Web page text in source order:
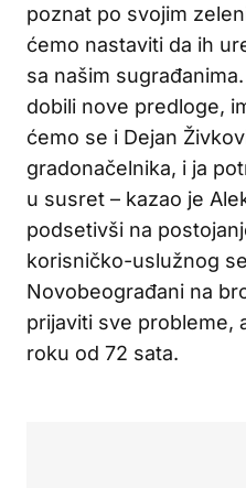
poznat po svojim
ćemo nastaviti da ih
sa našim
dobili nove predloge,
ćemo se i Dejan
gradonačelnika, i ja
u susret – kazao je
podsetivši na
korisničko-uslužnog
Novobeograđani na
prijaviti sve probleme,
roku od 72 sata.